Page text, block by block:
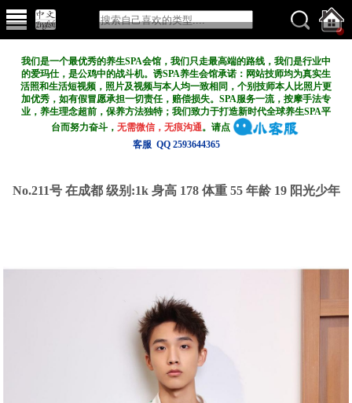
我们是一个最优秀的养生SPA会馆，我们只走最高端的路线，我们是行业中
的爱玛仕，是公鸡中的战斗机。诱SPA养生会馆承诺：网站技师均为真实生
活照和生活短视频，照片及视频与本人均一致相同，个别技师本人比照片更
加优秀，如有假冒愿承担一切责任，赔偿损失。SPA服务一流，按摩手法专
业，养生理念超前，保养方法独特；我们致力于打造新时代全球养生SPA平
台而努力奋斗，无需微信，无痕沟通。请点
客服 QQ 2593644365
No.211号 在成都 级别:1k 身高 178 体重 55 年龄 19 阳光少年